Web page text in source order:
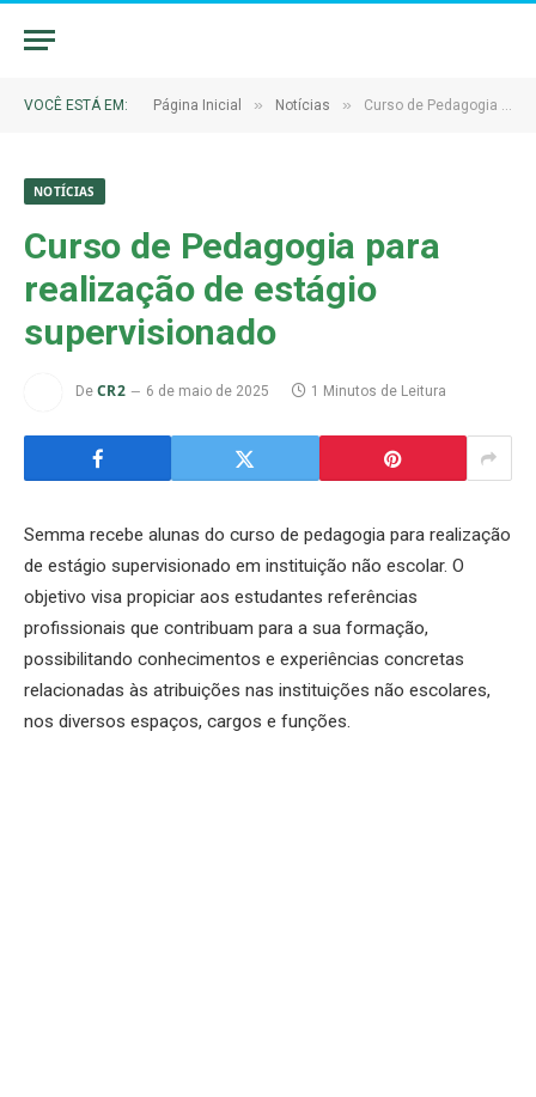
VOCÊ ESTÁ EM: Página Inicial » Notícias » Curso de Pedagogia para realização de estágio supervisionado
NOTÍCIAS
Curso de Pedagogia para
realização de estágio
supervisionado
De CR2 6 de maio de 2025 1 Minutos de Leitura
Semma recebe alunas do curso de pedagogia para realização
de estágio supervisionado em instituição não escolar. O
objetivo visa propiciar aos estudantes referências
profissionais que contribuam para a sua formação,
possibilitando conhecimentos e experiências concretas
relacionadas às atribuições nas instituições não escolares,
nos diversos espaços, cargos e funções.